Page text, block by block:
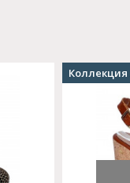
Коллекция